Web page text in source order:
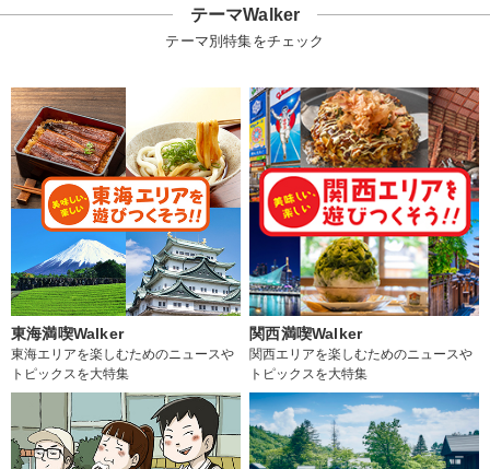
テーマWalker
テーマ別特集をチェック
東海満喫Walker
東海エリアを楽しむためのニュースや
トピックスを大特集
関西満喫Walker
関西エリアを楽しむためのニュースや
トピックスを大特集